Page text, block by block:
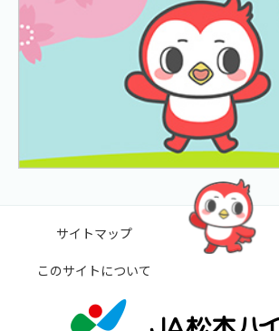
サイトマップ
このサイトについて